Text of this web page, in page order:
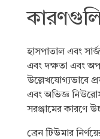
হাসপাতাল এবং
এবং দক্ষতা এবং
উল্লেখযোগ্যভাবে
এবং অভিজ্ঞ
সরঞ্জামের কারণে
ব্রেন টিউমার